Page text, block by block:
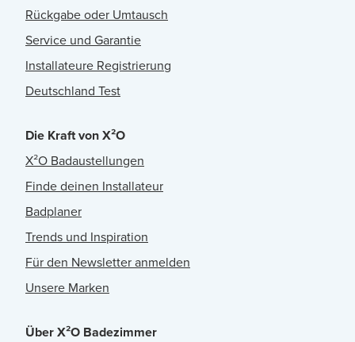
Rückgabe oder Umtausch
Service und Garantie
Installateure Registrierung
Deutschland Test
Die Kraft von X²O
X²O Badaustellungen
Finde deinen Installateur
Badplaner
Trends und Inspiration
Für den Newsletter anmelden
Unsere Marken
Über X²O Badezimmer